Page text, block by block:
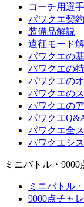
コーチ用選
パワクエ契
装備品解説
遠征モード
パワクエの
パワクエの
パワクエの
パワクエの
パワクエの
パワクエ
パワクエ全
パワクエシ
ミニバトル・9000
ミニバトル
9000点チャ